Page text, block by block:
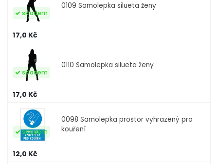
0109 Samolepka silueta ženy
skladem
17,0 Kč
0110 Samolepka silueta ženy
skladem
17,0 Kč
0098 Samolepka prostor vyhrazený pro
kouření
skladem
12,0 Kč